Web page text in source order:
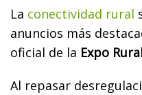
La conectividad rural
anuncios más
oficial de la Expo
Al repasar